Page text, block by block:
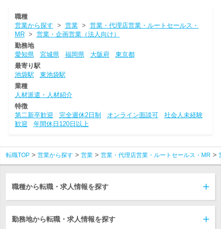
職種
営業から探す > 営業> 営業・代理店営業・ルートセールス・
MR> 営業・企画営業（法人向け）
勤務地
愛知県
宮城県 福岡県 大阪府
東京都
最寄り駅
池袋駅
東池袋駅
業種
人材派遣・人材紹介
特徴
第二新卒歓迎
完全週休2日制 オンライン面談可
社会人未経験
歓迎
年間休日120日以上
転職TOP 営業から探す 営業 営業・代理店営業・ルートセールス・MR
職種から転職・求人情報を探す
勤務地から転職・求人情報を探す